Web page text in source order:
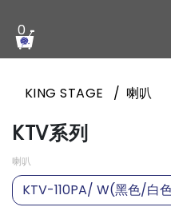
0
KING STAGE 喇叭
KTV系列
喇叭
KTV-110PA/ W(黑色/白